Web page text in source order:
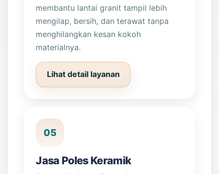
membantu lantai granit tampil lebih
mengilap, bersih, dan terawat tanpa
menghilangkan kesan kokoh
materialnya.
Lihat detail layanan
05
Jasa Poles Keramik